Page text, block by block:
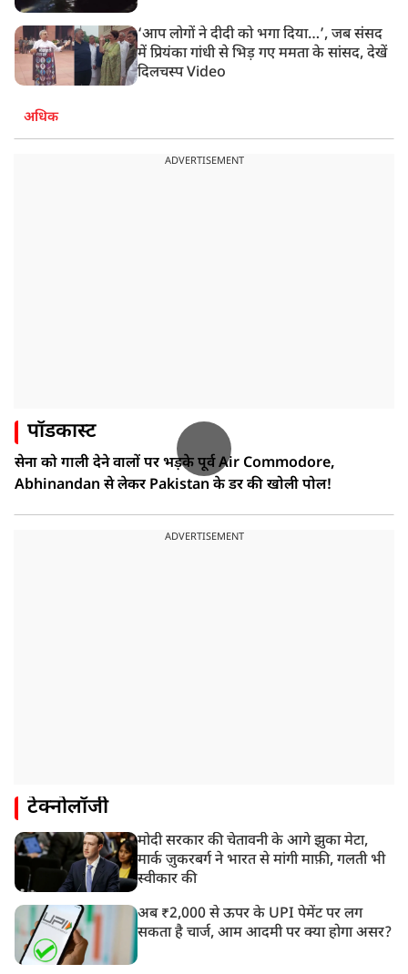
‘आप लोगों ने दीदी को भगा दिया…’, जब संसद
में प्रियंका गांधी से भिड़ गए ममता के सांसद, देखें
दिलचस्प Video
अधिक
ADVERTISEMENT
पॉडकास्ट
सेना को गाली देने वालों पर भड़के पूर्व Air Commodore,
Abhinandan से लेकर Pakistan के डर की खोली पोल!
ADVERTISEMENT
टेक्नोलॉजी
मोदी सरकार की चेतावनी के आगे झुका मेटा,
मार्क ज़ुकरबर्ग ने भारत से मांगी माफ़ी, गलती भी
स्वीकार की
अब ₹2,000 से ऊपर के UPI पेमेंट पर लग
सकता है चार्ज, आम आदमी पर क्या होगा असर?